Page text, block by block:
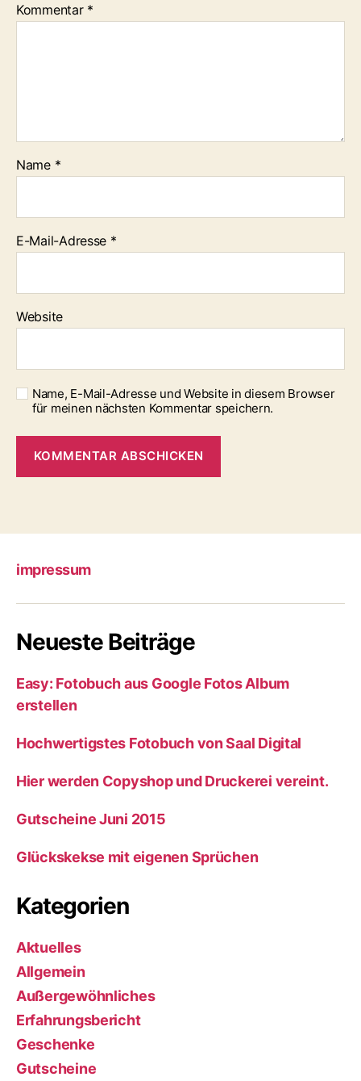
Kommentar *
Name *
E-Mail-Adresse *
Website
Name, E-Mail-Adresse und Website in diesem Browser
für meinen nächsten Kommentar speichern.
impressum
Neueste Beiträge
Easy: Fotobuch aus Google Fotos Album
erstellen
Hochwertigstes Fotobuch von Saal Digital
Hier werden Copyshop und Druckerei vereint.
Gutscheine Juni 2015
Glückskekse mit eigenen Sprüchen
Kategorien
Aktuelles
Allgemein
Außergewöhnliches
Erfahrungsbericht
Geschenke
Gutscheine